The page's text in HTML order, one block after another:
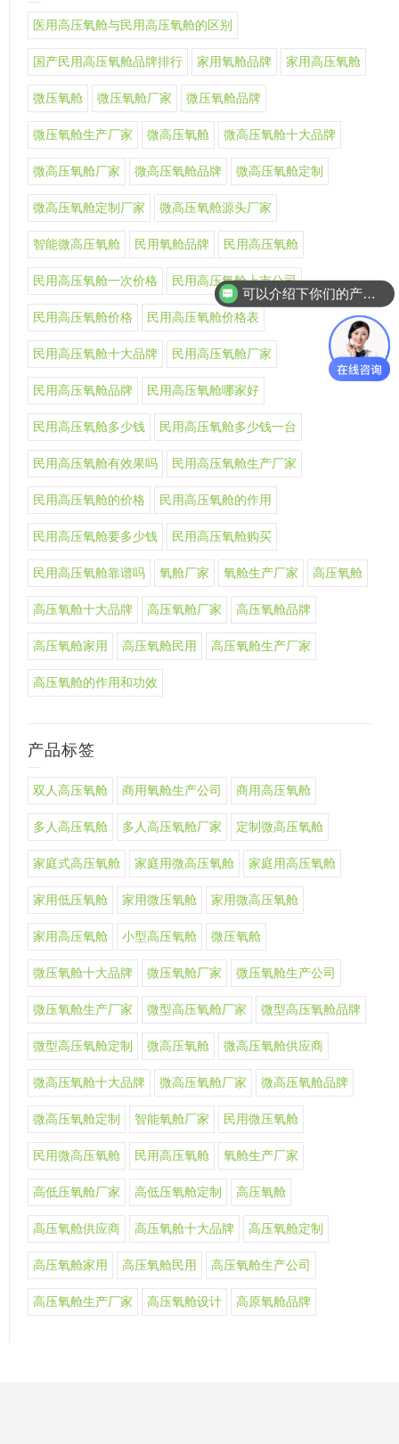
医用高压氧舱与民用高压氧舱的区别
国产民用高压氧舱品牌排行 家用氧舱品牌 家用高压氧舱
微压氧舱 微压氧舱厂家 微压氧舱品牌
微压氧舱生产厂家 微高压氧舱 微高压氧舱十大品牌
微高压氧舱厂家 微高压氧舱品牌 微高压氧舱定制
微高压氧舱定制厂家 微高压氧舱源头厂家
智能微高压氧舱 民用氧舱品牌 民用高压氧舱
民用高压氧舱一次价格 民用高压氧舱上市公司
民用高压氧舱价格 民用高压氧舱价格表
民用高压氧舱十大品牌 民用高压氧舱厂家
民用高压氧舱品牌 民用高压氧舱哪家好
民用高压氧舱多少钱 民用高压氧舱多少钱一台
民用高压氧舱有效果吗 民用高压氧舱生产厂家
民用高压氧舱的价格 民用高压氧舱的作用
民用高压氧舱要多少钱 民用高压氧舱购买
民用高压氧舱靠谱吗 氧舱厂家 氧舱生产厂家 高压氧舱
高压氧舱十大品牌 高压氧舱厂家 高压氧舱品牌
高压氧舱家用 高压氧舱民用 高压氧舱生产厂家
高压氧舱的作用和功效
产品标签
双人高压氧舱 商用氧舱生产公司 商用高压氧舱
多人高压氧舱 多人高压氧舱厂家 定制微高压氧舱
家庭式高压氧舱 家庭用微高压氧舱 家庭用高压氧舱
家用低压氧舱 家用微压氧舱 家用微高压氧舱
家用高压氧舱 小型高压氧舱 微压氧舱
微压氧舱十大品牌 微压氧舱厂家 微压氧舱生产公司
微压氧舱生产厂家 微型高压氧舱厂家 微型高压氧舱品牌
微型高压氧舱定制 微高压氧舱 微高压氧舱供应商
微高压氧舱十大品牌 微高压氧舱厂家 微高压氧舱品牌
微高压氧舱定制 智能氧舱厂家 民用微压氧舱
民用微高压氧舱 民用高压氧舱 氧舱生产厂家
高低压氧舱厂家 高低压氧舱定制 高压氧舱
高压氧舱供应商 高压氧舱十大品牌 高压氧舱定制
高压氧舱家用 高压氧舱民用 高压氧舱生产公司
高压氧舱生产厂家 高压氧舱设计 高原氧舱品牌
可以介绍下你们的产品么